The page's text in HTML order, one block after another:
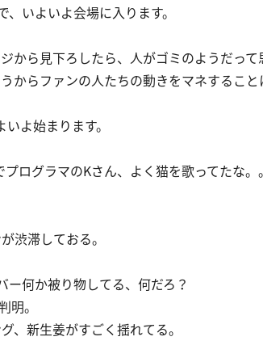
いよいよ会場に入ります。
から見下ろしたら、人がゴミのようだって
からファンの人たちの動きをマネすること
よ始まります。
ログラマのKさん、よく猫を歌ってたな。
渋滞しておる。
何か被り物してる、何だろ？
明。
新生姜がすごく揺れてる。